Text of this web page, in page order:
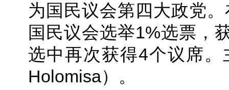
为国民议会第四大政党
国民议会选举1%选票，
选中再次获得4个议席。
Holomisa）。